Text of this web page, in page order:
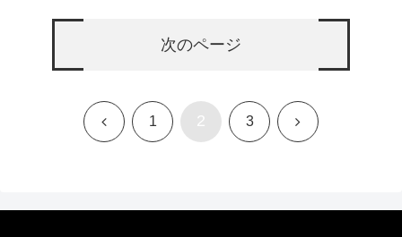
次のページ
前 1 2 3 次